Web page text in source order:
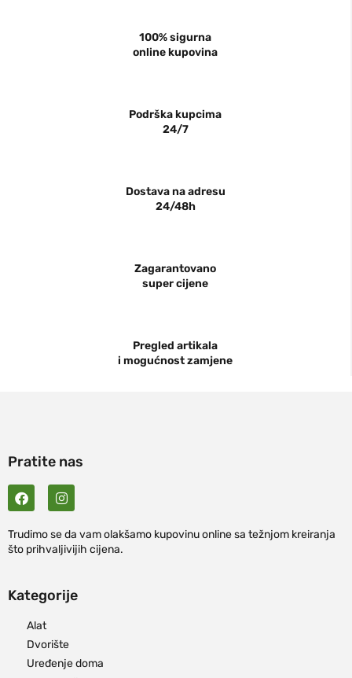
100% sigurna
online kupovina
Podrška kupcima
24/7
Dostava na adresu
24/48h
Zagarantovano
super cijene
Pregled artikala
i mogućnost zamjene
Pratite nas
Trudimo se da vam olakšamo kupovinu online sa težnjom kreiranja
što prihvaljivijih cijena.
Kategorije
Alat
Dvorište
Uređenje doma